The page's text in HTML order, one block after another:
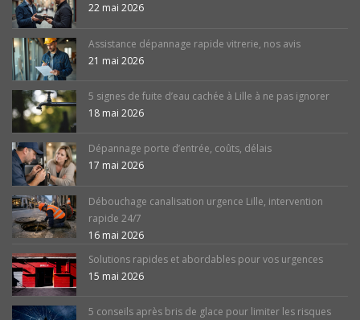
22 mai 2026
Assistance dépannage rapide vitrerie, nos avis
21 mai 2026
5 signes de fuite d’eau cachée à Lille à ne pas ignorer
18 mai 2026
Dépannage porte d’entrée, coûts, délais
17 mai 2026
Débouchage canalisation urgence Lille, intervention
rapide 24/7
16 mai 2026
Solutions rapides et abordables pour vos urgences
15 mai 2026
5 conseils après bris de glace pour limiter les risques